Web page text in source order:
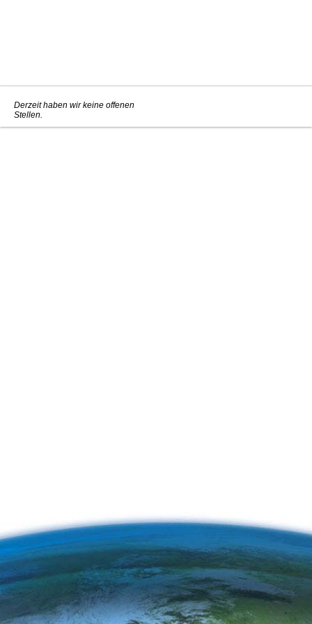
Derzeit haben wir keine offenen
Stellen.